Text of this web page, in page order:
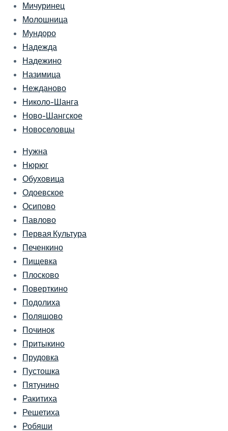
Мичуринец
Молошница
Мундоро
Надежда
Надежино
Назимица
Нежданово
Николо-Шанга
Ново-Шангское
Новоселовцы
Нужна
Нюрюг
Обуховица
Одоевское
Осипово
Павлово
Первая Культура
Печенкино
Пищевка
Плосково
Поверткино
Подолиха
Поляшово
Починок
Притыкино
Прудовка
Пустошка
Пятунино
Ракитиха
Решетиха
Робяши